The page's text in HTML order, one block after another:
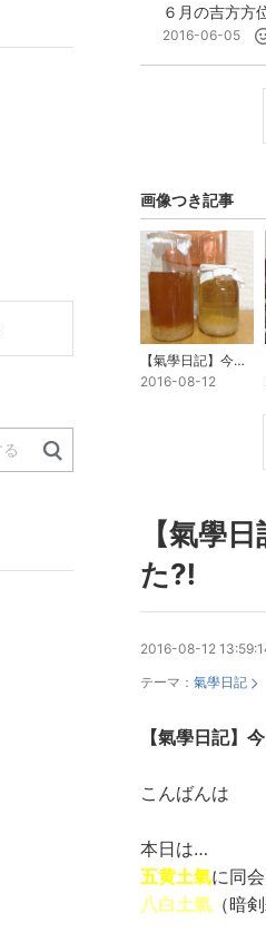
６月の吉方方
2016-06-05
画像つき記事
【氣學日記】今日はどんな一日だった⁈
2016-08-12
【氣學
た⁈
2016-08-12
テーマ： 氣學日記
【氣學日記】
こんばんは
本日は…
五黄土氣に同
八白土氣 （暗